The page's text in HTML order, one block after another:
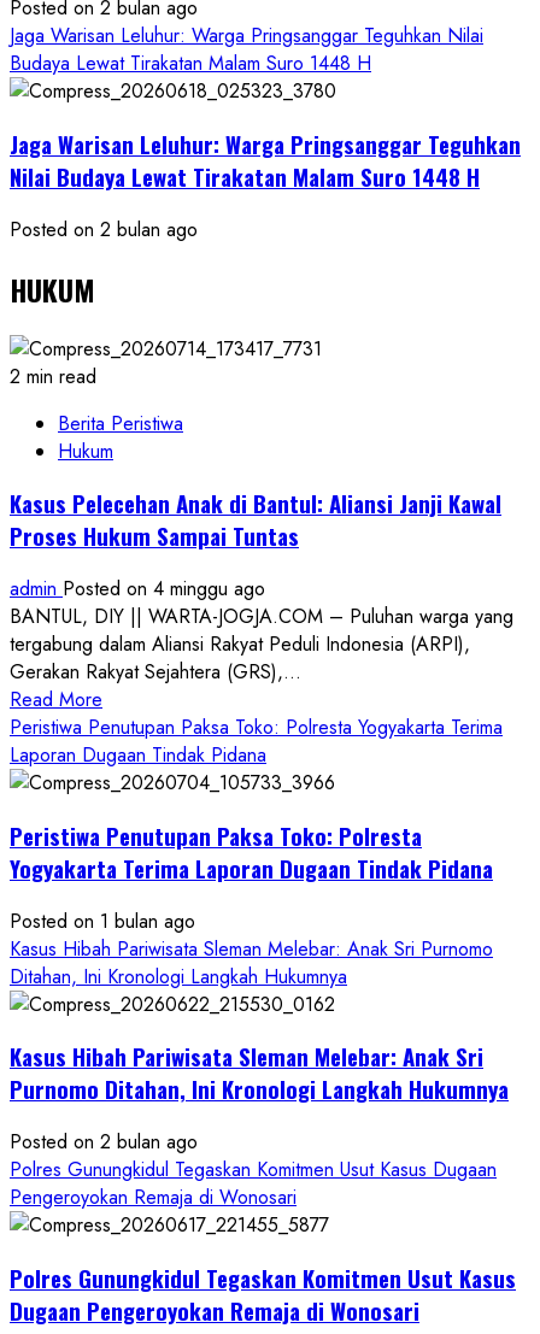
Posted on 2 bulan ago
Jaga Warisan Leluhur: Warga Pringsanggar Teguhkan Nilai
Budaya Lewat Tirakatan Malam Suro 1448 H
Jaga Warisan Leluhur: Warga Pringsanggar Teguhkan
Nilai Budaya Lewat Tirakatan Malam Suro 1448 H
Posted on 2 bulan ago
HUKUM
2 min read
Berita Peristiwa
Hukum
Kasus Pelecehan Anak di Bantul: Aliansi Janji Kawal
Proses Hukum Sampai Tuntas
admin Posted on 4 minggu ago
BANTUL, DIY || WARTA-JOGJA.COM – Puluhan warga yang
tergabung dalam Aliansi Rakyat Peduli Indonesia (ARPI),
Gerakan Rakyat Sejahtera (GRS),...
Read More
more
about
Kasus
Anak
di
Aliansi
Janji
Kawal
Proses
Sampai
Tuntas
Peristiwa Penutupan Paksa Toko: Polresta Yogyakarta Terima
Laporan Dugaan Tindak Pidana
Peristiwa Penutupan Paksa Toko: Polresta
Yogyakarta Terima Laporan Dugaan Tindak Pidana
Posted on 1 bulan ago
Kasus Hibah Pariwisata Sleman Melebar: Anak Sri Purnomo
Ditahan, Ini Kronologi Langkah Hukumnya
Kasus Hibah Pariwisata Sleman Melebar: Anak Sri
Purnomo Ditahan, Ini Kronologi Langkah Hukumnya
Posted on 2 bulan ago
Polres Gunungkidul Tegaskan Komitmen Usut Kasus Dugaan
Pengeroyokan Remaja di Wonosari
Polres Gunungkidul Tegaskan Komitmen Usut Kasus
Dugaan Pengeroyokan Remaja di Wonosari